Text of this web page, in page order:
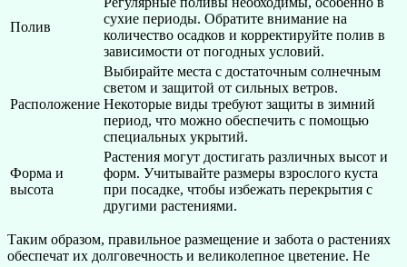
Полив
сухие периоды. Обратите внимание на
количество осадков и корректируйте полив в
зависимости от погодных условий.
Расположение
Выбирайте места с достаточным солнечным
светом и защитой от сильных ветров.
Некоторые виды требуют защиты в зимний
период, что можно обеспечить с помощью
специальных укрытий.
Форма и
высота
Растения могут достигать различных высот и
форм. Учитывайте размеры взрослого куста
при посадке, чтобы избежать перекрытия с
другими растениями.
Таким образом, правильное размещение и забота о растениях
обеспечат их долговечность и великолепное цветение. Не